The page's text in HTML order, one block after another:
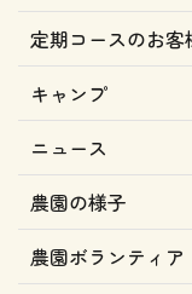
定期コースのお客
キャンプ
ニュース
農園の様子
農園ボランティア